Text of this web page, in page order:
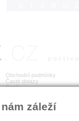
Obchodní podmínky
Časté dotazy
Ceník
č. 176 448záleží